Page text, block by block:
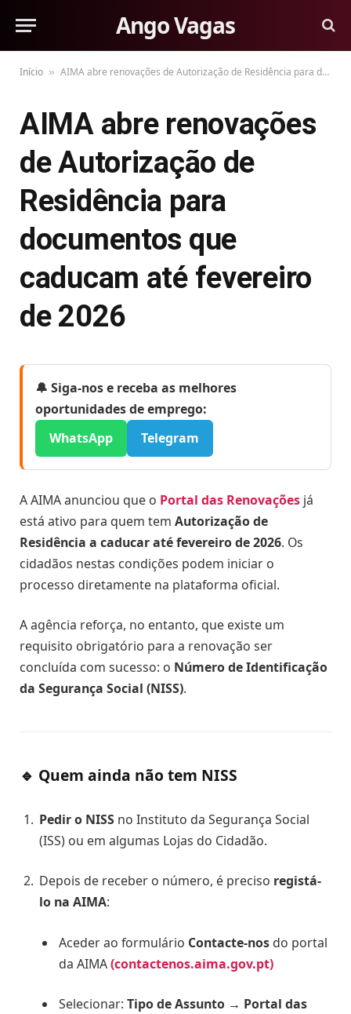
Ango Vagas
Início » AIMA abre renovações de Autorização de Residência para documentos que caducam até fevereiro de 2026
AIMA abre renovações
de Autorização de
Residência para
documentos que
caducam até fevereiro
de 2026
🔔 Siga-nos e receba as melhores
oportunidades de emprego:
WhatsApp
Telegram
A AIMA anunciou que o Portal das Renovações já
está ativo para quem tem Autorização de
Residência a caducar até fevereiro de 2026. Os
cidadãos nestas condições podem iniciar o
processo diretamente na plataforma oficial.
A agência reforça, no entanto, que existe um
requisito obrigatório para a renovação ser
concluída com sucesso: o Número de Identificação
da Segurança Social (NISS).
🔹 Quem ainda não tem NISS
Pedir o NISS no Instituto da Segurança Social
(ISS) ou em algumas Lojas do Cidadão.
Depois de receber o número, é preciso registá-
lo na AIMA:
Aceder ao formulário Contacte-nos do portal
da AIMA(contactenos.aima.gov.pt)
Selecionar: Tipo de Assunto → Portal das